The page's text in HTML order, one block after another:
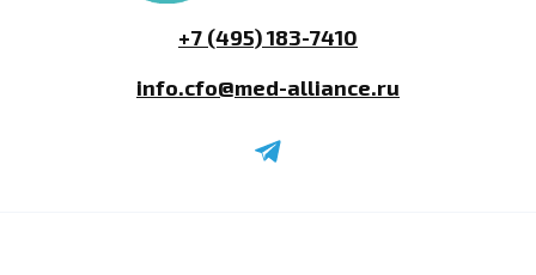
+7 (495) 183-7410
info.cfo@med-alliance.ru